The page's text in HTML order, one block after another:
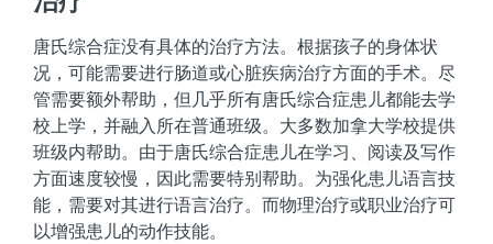
唐氏综合症没有具体的治疗方法。根据孩子的身体状
况，可能需要进行肠道或心脏疾病治疗方面的手术。尽
管需要额外帮助，但几乎所有唐氏综合症患儿都能去学
校上学，并融入所在普通班级。大多数加拿大学校提供
班级内帮助。由于唐氏综合症患儿在学习、阅读及写作
方面速度较慢，因此需要特别帮助。为强化患儿语言技
能，需要对其进行语言治疗。而物理治疗或职业治疗可
以增强患儿的动作技能。